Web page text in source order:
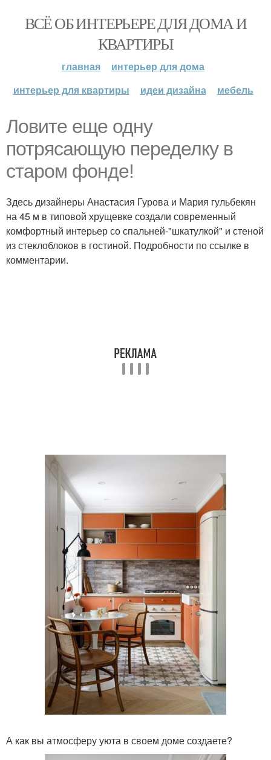
ВСЁ ОБ ИНТЕРЬЕРЕ ДЛЯ ДОМА И
КВАРТИРЫ
главная
интерьер для дома
интерьер для квартиры
идеи дизайна мебель
Ловите еще одну
потрясающую переделку в
старом фонде!
Здесь дизайнеры Анастасия Гурова и Мария гульбекян
на 45 м в типовой хрущевке создали современный
комфортный интерьер со спальней-"шкатулкой" и стеной
из стеклоблоков в гостиной. Подробности по ссылке в
комментарии.
А как вы атмосферу уюта в своем доме создаете?